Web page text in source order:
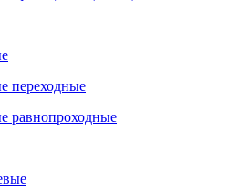
переходные
равнопроходные